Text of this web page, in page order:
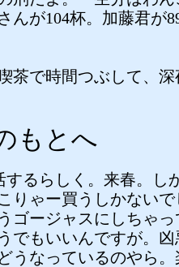
んが104杯。加藤君が
茶で時間つぶして、
もとへ
するらしく。来春。し
りゃー買うしかない
ゴージャスにしちゃ
でもいいんですが。
うなっているのやら